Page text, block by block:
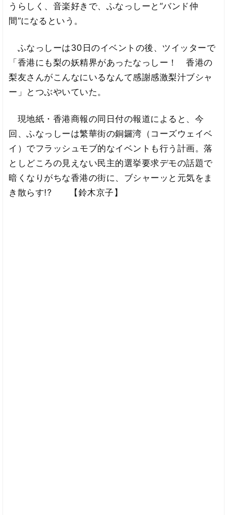
うらしく、音楽好きで、ふなっしーと“バンド仲
間”になるという。
ふなっしーは30日のイベントの後、ツイッターで
「香港にも梨の妖精界があったなっしー！ 香港の
梨友さんがこんなにいるなんて感謝感激梨汁ブシャ
ー」とつぶやいていた。
現地紙・香港商報の同日付の報道によると、今
回、ふなっしーは繁華街の銅鑼湾（コーズウェイベ
イ）でフラッシュモブ的なイベントも行う計画。落
としどころの見えない民主的選挙要求デモの話題で
暗くなりがちな香港の街に、ブシャーッと元気をま
き散らす!? 【鈴木京子】